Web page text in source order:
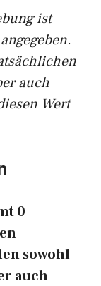
ist
auch
Wert
0
sowohl
auch